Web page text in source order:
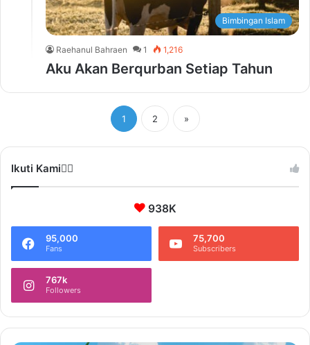
Bimbingan Islam
Raehanul Bahraen 1 1,216
Aku Akan Berqurban Setiap Tahun
1 2 »
Ikuti Kami❤️‍🔥
938K
95,000
Fans
75,700
Subscribers
767k
Followers